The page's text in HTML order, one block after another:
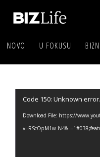
NOVO U FOKUSU
Video
Code 150: Unknown error.
Download File: https://